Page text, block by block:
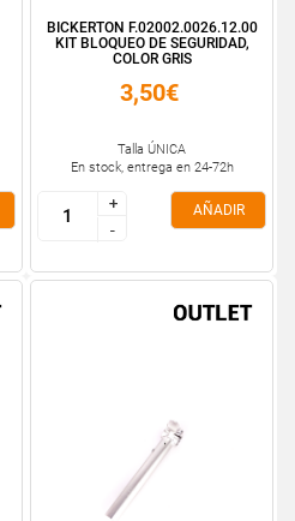
BICKERTON F.02002.0026.12.00
KIT BLOQUEO DE SEGURIDAD,
COLOR GRIS
3,50€
Talla ÚNICA
En stock, entrega en 24-72h
+
-
+
-
AÑADIR